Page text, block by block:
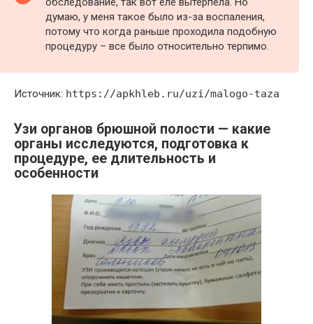
думаю, у меня такое было из-за воспаления,
потому что когда раньше проходила подобную
процедуру – все было относительно терпимо.
Источник: https://apkhleb.ru/uzi/malogo-taza
Узи органов брюшной полости — какие
органы исследуются, подготовка к
процедуре, ее длительность и
особенности